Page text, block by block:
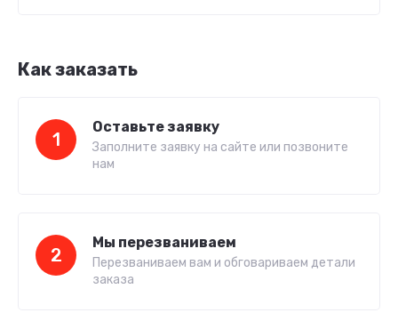
Как заказать
1
Оставьте заявку
Заполните заявку на сайте или позвоните
нам
2
Мы перезваниваем
Перезваниваем вам и обговариваем детали
заказа